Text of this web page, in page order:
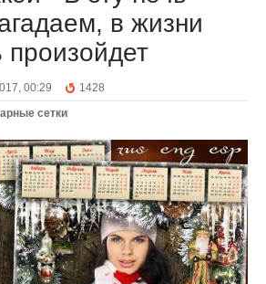
в жизни
произойдет
00:29
1428
сетки